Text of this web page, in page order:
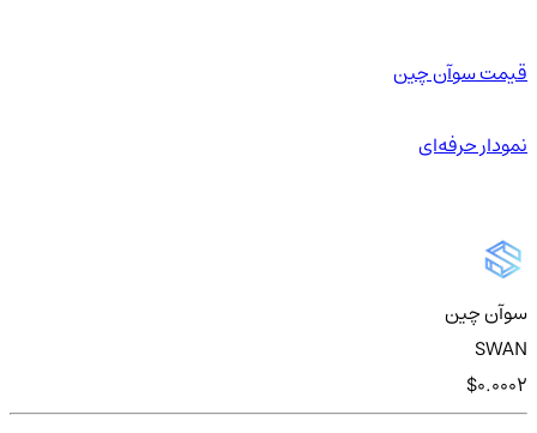
قیمت سوآن چین
نمودار حرفه‌ای
سوآن چین
SWAN
$0.0002